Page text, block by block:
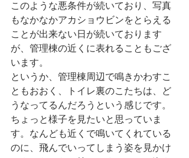
このような悪条件が続いており、写真
もなかなかアカショウビンをとらえる
ことが出来ない日が続いております
が、管理棟の近くに表れることもござ
います。
というか、管理棟周辺で鳴きかわすこ
ともおおく、トイレ裏のこたちは、ど
うなってるんだろうという感じです。
ちょっと様子を見たいと思っていま
す。なんども近くで鳴いてくれている
のに、飛んでいってしまう姿を見かけ